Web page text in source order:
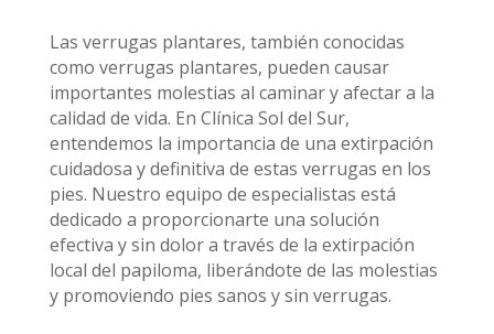
Las verrugas plantares, también conocidas
como verrugas plantares, pueden causar
importantes molestias al caminar y afectar a la
calidad de vida. En Clínica Sol del Sur,
entendemos la importancia de una extirpación
cuidadosa y definitiva de estas verrugas en los
pies. Nuestro equipo de especialistas está
dedicado a proporcionarte una solución
efectiva y sin dolor a través de la extirpación
local del papiloma, liberándote de las molestias
y promoviendo pies sanos y sin verrugas.